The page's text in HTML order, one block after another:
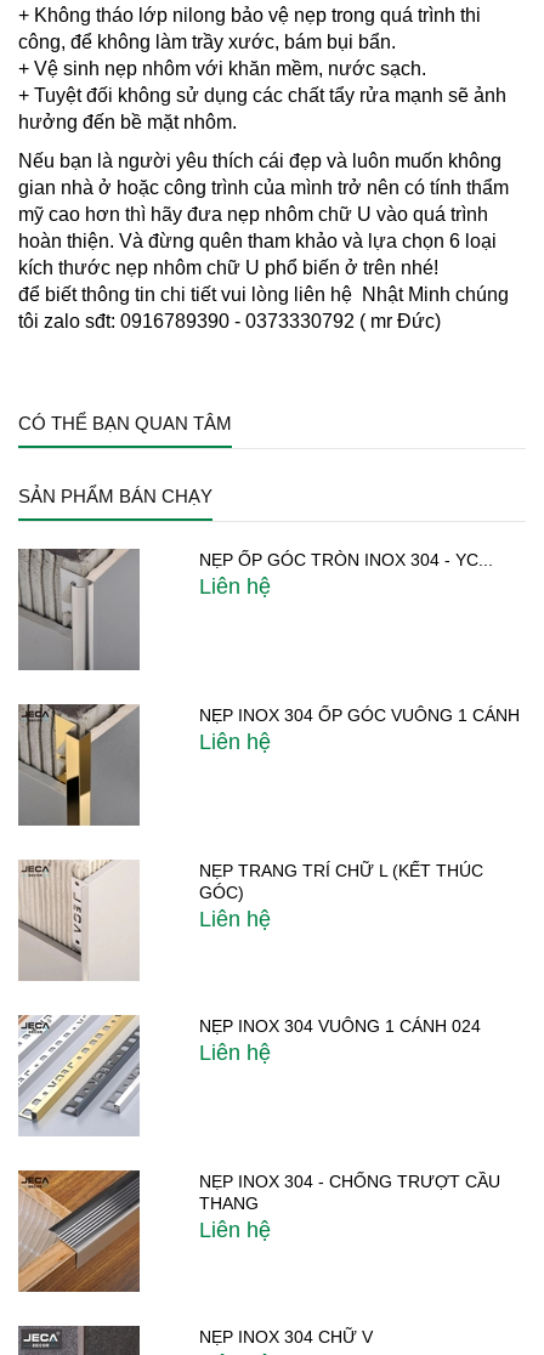
+ Không tháo lớp nilong bảo vệ nẹp trong quá trình thi
công, để không làm trầy xước, bám bụi bẩn.
+ Vệ sinh nẹp nhôm với khăn mềm, nước sạch.
+ Tuyệt đối không sử dụng các chất tẩy rửa mạnh sẽ ảnh
hưởng đến bề mặt nhôm.
Nếu bạn là người yêu thích cái đẹp và luôn muốn không
gian nhà ở hoặc công trình của mình trở nên có tính thẩm
mỹ cao hơn thì hãy đưa nẹp nhôm chữ U vào quá trình
hoàn thiện. Và đừng quên tham khảo và lựa chọn 6 loại
kích thước nẹp nhôm chữ U phổ biến ở trên nhé!
để biết thông tin chi tiết vui lòng liên hệ Nhật Minh chúng
tôi zalo sđt: 0916789390 - 0373330792 ( mr Đức)
CÓ THỂ BẠN QUAN TÂM
SẢN PHẨM BÁN CHẠY
NẸP ỐP GÓC TRÒN INOX 304 - YC...
Liên hệ
NẸP INOX 304 ỐP GÓC VUÔNG 1 CÁNH
Liên hệ
NẸP TRANG TRÍ CHỮ L (KẾT THÚC
GÓC)
Liên hệ
NẸP INOX 304 VUÔNG 1 CÁNH 024
Liên hệ
NẸP INOX 304 - CHỐNG TRƯỢT CẦU
THANG
Liên hệ
NẸP INOX 304 CHỮ V